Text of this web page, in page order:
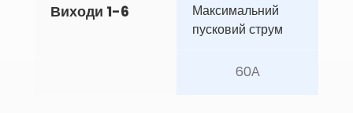
Виходи 1-6
Максимальний
пусковий струм
60А